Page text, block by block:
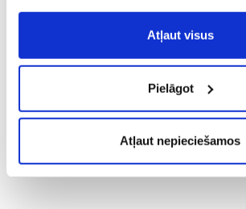
noteikumiem(saīsināti - VVLN).
Atļaut visus
Pielāgot
Atļaut nepieciešamos